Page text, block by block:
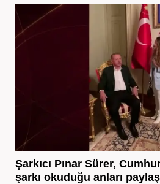
Şarkıcı Pınar Sürer,
şarkı okuduğu anları